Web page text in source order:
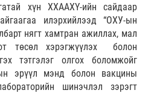
хүн ХХААХҮ-ийн сайдаар
илэрхийлээд “ОХУ-ын
нягт хамтран ажиллах, мал
төсөл хэрэгжүүлэх болон
тэтгэлэг олгох боломжойг
эрүүл мэнд болон вакцины
шинэчлэл зэрэгт